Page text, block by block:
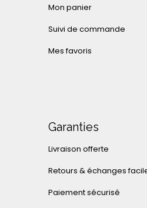
Mon panier
Suivi de commande
Mes favoris
Garanties
Livraison offerte
Retours & échanges
Paiement sécurisé